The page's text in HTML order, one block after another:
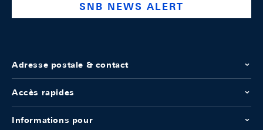
SNB NEWS ALERT
Adresse postale & contact
Accès rapides
Informations pour